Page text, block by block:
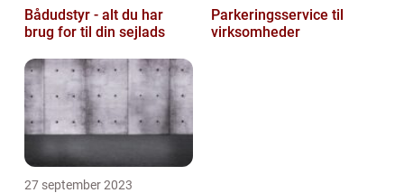
Bådudstyr - alt du har
brug for til din sejlads
Parkeringsservice til
virksomheder
27 september 2023